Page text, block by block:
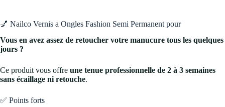
💅 Nailco Vernis a Ongles Fashion Semi Permanent pour
Vous en avez assez de retoucher votre manucure tous les quelques
jours ?
Ce produit vous offre une tenue professionnelle de 2 à 3 semaines
sans écaillage ni retouche.
✅ Points forts